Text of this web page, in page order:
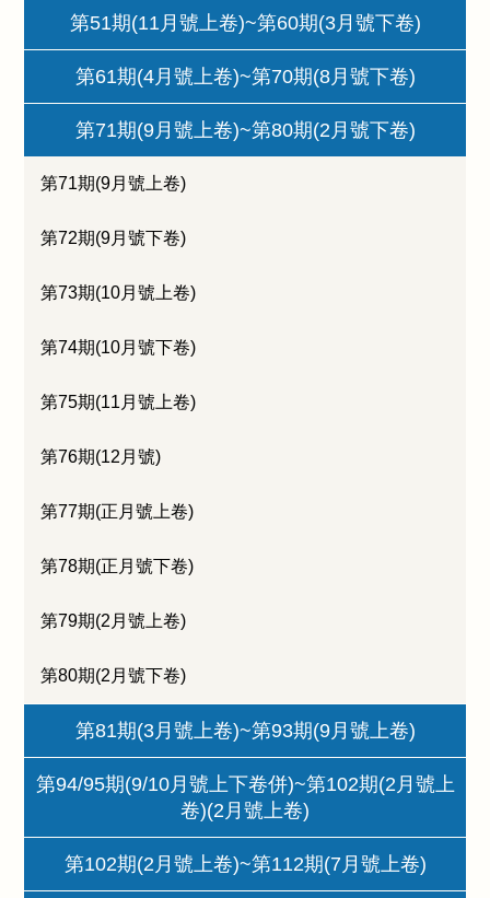
第51期(11月號上卷)~第60期(3月號下卷)
第61期(4月號上卷)~第70期(8月號下卷)
第71期(9月號上卷)~第80期(2月號下卷)
第71期(9月號上卷)
第72期(9月號下卷)
第73期(10月號上卷)
第74期(10月號下卷)
第75期(11月號上卷)
第76期(12月號)
第77期(正月號上卷)
第78期(正月號下卷)
第79期(2月號上卷)
第80期(2月號下卷)
第81期(3月號上卷)~第93期(9月號上卷)
第94/95期(9/10月號上下卷併)~第102期(2月號上
卷)(2月號上卷)
第102期(2月號上卷)~第112期(7月號上卷)